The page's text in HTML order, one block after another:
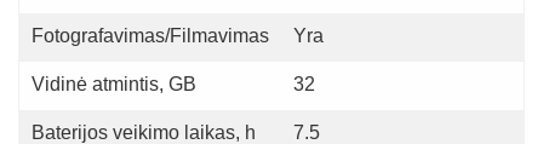
Fotografavimas/Filmavimas Yra
Vidinė atmintis, GB 32
Baterijos veikimo laikas, h 7.5